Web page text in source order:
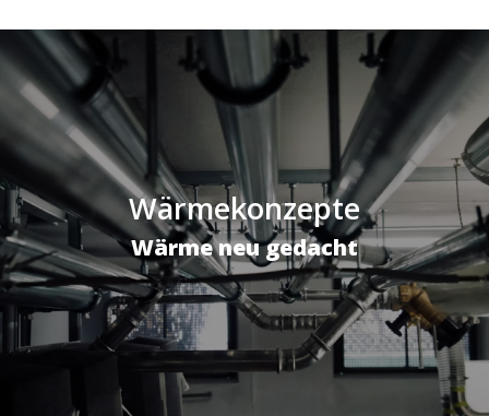
Wärmekonzepte
Wärme neu gedacht